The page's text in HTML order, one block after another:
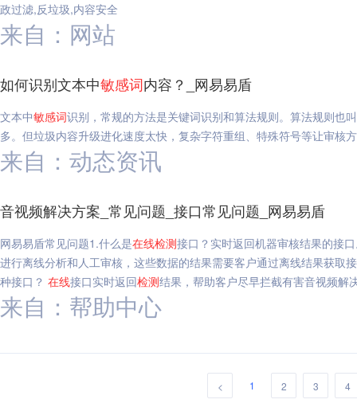
政过滤,反垃圾,内容安全
来自：网站
如何识别文本中敏感词内容？_网易易盾
文本中敏感词识别，常规的方法是关键词识别和算法规则。算法规则也
多。但垃圾内容升级进化速度太快，复杂字符重组、特殊符号等让审核
来自：动态资讯
音视频解决方案_常见问题_接口常见问题_网易易盾
网易易盾常见问题1.什么是在线检测接口？实时返回机器审核结果的接
进行离线分析和人工审核，这些数据的结果需要客户通过离线结果获取
种接口？ 在线接口实时返回检测结果，帮助客户尽早拦截有害音视频解
来自：帮助中心
< 1 2 3 4